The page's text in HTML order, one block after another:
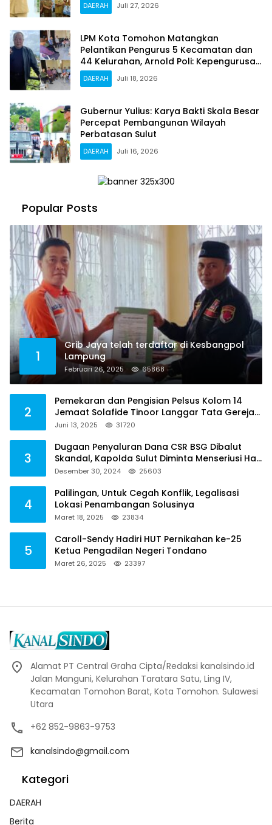
DAERAH Juli 27, 2026
LPM Kota Tomohon Matangkan
Pelantikan Pengurus 5 Kecamatan dan
44 Kelurahan, Arnold Poli: Kepengurusan
Kami Sah dan Legal
DAERAH Juli 18, 2026
Gubernur Yulius: Karya Bakti Skala Besar
Percepat Pembangunan Wilayah
Perbatasan Sulut
DAERAH Juli 16, 2026
Popular Posts
1
Grib Jaya telah terdaftar di Kesbangpol
Lampung
Februari 26, 2025 65868
2
Pemekaran dan Pengisian Pelsus Kolom 14
Jemaat Solafide Tinoor Langgar Tata Gereja
2021, Toreh : Ini Perbuatan Melawan Hukum
Juni 13, 2025 31720
3
Dugaan Penyaluran Dana CSR BSG Dibalut
Skandal, Kapolda Sulut Diminta Menseriusi Hal
ini
Desember 30, 2024 25603
4
Palilingan, Untuk Cegah Konflik, Legalisasi
Lokasi Penambangan Solusinya
Maret 18, 2025 23834
5
Caroll-Sendy Hadiri HUT Pernikahan ke-25
Ketua Pengadilan Negeri Tondano
Maret 26, 2025 23397
Alamat PT Central Graha Cipta/Redaksi kanalsindo.id
Jalan Manguni, Kelurahan Taratara Satu, Ling IV,
Kecamatan Tomohon Barat, Kota Tomohon. Sulawesi
Utara
+62 852-9863-9753
kanalsindo@gmail.com
Kategori
DAERAH
Berita